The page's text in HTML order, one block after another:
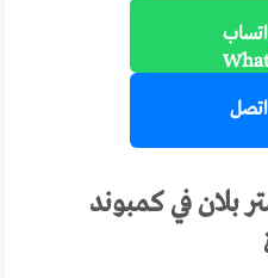
اتصل
بلان في كمبوند